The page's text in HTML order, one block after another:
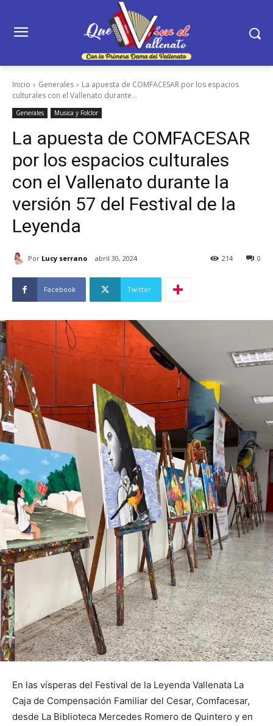
Inicio Generales
La apuesta de COMFACESAR por los espacios
culturales con el Vallenato durante...
Generales Musica y Folclor
La apuesta de COMFACESAR
por los espacios culturales
con el Vallenato durante la
versión 57 del Festival de la
Leyenda
Por Lucy serrano abril 30, 2024 0
214
Facebook Twitter
En las vísperas del Festival de la Leyenda Vallenata La
Caja de Compensación Familiar del Cesar, Comfacesar,
desde La Biblioteca Mercedes Romero de Quintero y en